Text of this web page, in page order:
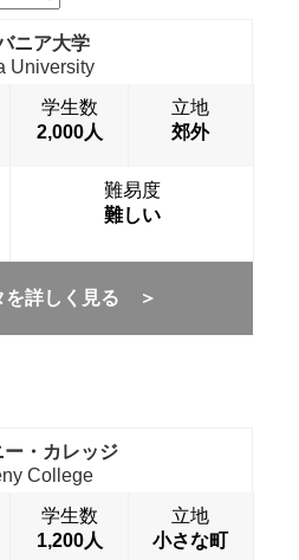
ニア大学
University
学生数
2,000人
立地
郊外
難易度
難しい
を詳しく見る ＞
ー・カレッジ
College
学生数
1,200人
立地
小さな町